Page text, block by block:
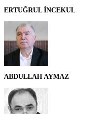
ERTUĞRUL İNCEKUL
ABDULLAH AYMAZ